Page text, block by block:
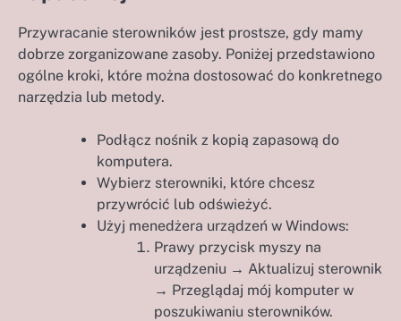
Przywracanie sterowników jest prostsze, gdy mamy
dobrze zorganizowane zasoby. Poniżej przedstawiono
ogólne kroki, które można dostosować do konkretnego
narzędzia lub metody.
Podłącz nośnik z kopią zapasową do
komputera.
Wybierz sterowniki, które chcesz
przywrócić lub odświeżyć.
Użyj menedżera urządzeń w Windows:
Prawy przycisk myszy na
urządzeniu → Aktualizuj sterownik
→ Przeglądaj mój komputer w
poszukiwaniu sterowników.